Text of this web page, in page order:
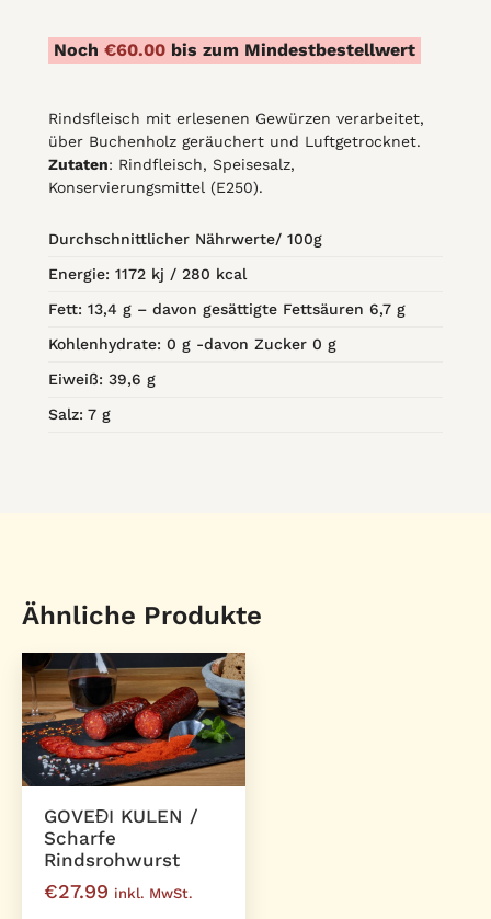
KOSTI
/
kuhanje
quantity
Noch €60.00 bis zum Mindestbestellwert
Rindsfleisch mit erlesenen Gewürzen verarbeitet,
über Buchenholz geräuchert und Luftgetrocknet.
Zutaten: Rindfleisch, Speisesalz,
Konservierungsmittel (E250).
Durchschnittlicher Nährwerte/ 100g
Energie: 1172 kj / 280 kcal
Fett: 13,4 g – davon gesättigte Fettsäuren 6,7 g
Kohlenhydrate: 0 g -davon Zucker 0 g
Eiweiß: 39,6 g
Salz: 7 g
Ähnliche Produkte
GOVEĐI KULEN /
Scharfe
Rindsrohwurst
€27.99 inkl. MwSt.